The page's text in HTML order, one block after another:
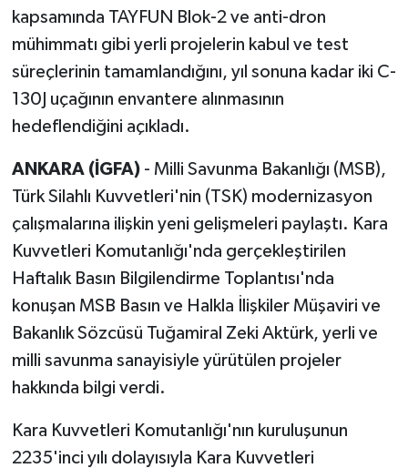
kapsamında TAYFUN Blok-2 ve anti-dron
mühimmatı gibi yerli projelerin kabul ve test
süreçlerinin tamamlandığını, yıl sonuna kadar iki C-
130J uçağının envantere alınmasının
hedeflendiğini açıkladı.
ANKARA (İGFA)- Milli Savunma Bakanlığı (MSB),
Türk Silahlı Kuvvetleri'nin (TSK) modernizasyon
çalışmalarına ilişkin yeni gelişmeleri paylaştı. Kara
Kuvvetleri Komutanlığı'nda gerçekleştirilen
Haftalık Basın Bilgilendirme Toplantısı'nda
konuşan MSB Basın ve Halkla İlişkiler Müşaviri ve
Bakanlık Sözcüsü Tuğamiral Zeki Aktürk, yerli ve
milli savunma sanayisiyle yürütülen projeler
hakkında bilgi verdi.
Kara Kuvvetleri Komutanlığı'nın kuruluşunun
2235'inci yılı dolayısıyla Kara Kuvvetleri